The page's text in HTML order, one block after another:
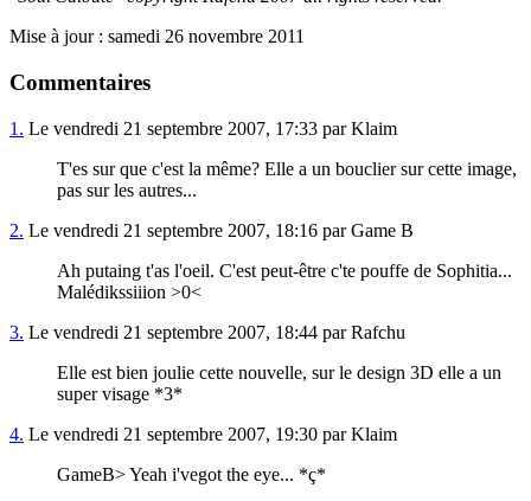
Mise à jour : samedi 26 novembre 2011
Commentaires
1. Le vendredi 21 septembre 2007, 17:33 par Klaim
T'es sur que c'est la même? Elle a un bouclier sur cette image,
pas sur les autres...
2. Le vendredi 21 septembre 2007, 18:16 par Game B
Ah putaing t'as l'oeil. C'est peut-être c'te pouffe de Sophitia...
Malédikssiiion >0<
3. Le vendredi 21 septembre 2007, 18:44 par Rafchu
Elle est bien joulie cette nouvelle, sur le design 3D elle a un
super visage *3*
4. Le vendredi 21 septembre 2007, 19:30 par Klaim
GameB> Yeah i'vegot the eye... *ç*